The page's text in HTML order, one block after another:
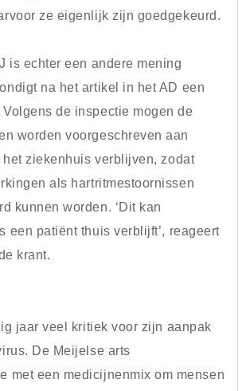
ze eigenlijk zijn goedgekeurd.
is echter een andere mening
na het artikel in het AD een
de inspectie mogen de
worden voorgeschreven aan
ziekenhuis verblijven, zodat
als hartritmestoornissen
kunnen worden. ‘Dit kan
een patiënt thuis verblijft’, reageert
krant.
jaar veel kritiek voor zijn aanpak
De Meijelse arts
met een medicijnenmix om mensen